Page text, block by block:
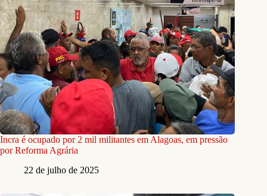
Incra é ocupado por 2 mil militantes em Alagoas, em pressão
por Reforma Agrária
22 de julho de 2025